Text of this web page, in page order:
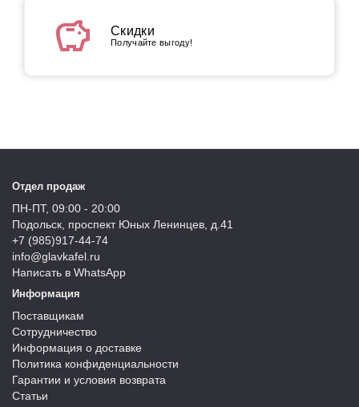
savings Скидки
Получайте выгоду!
Отдел продаж
ПН-ПТ, 09:00 - 20:00
Подольск, проспект Юных Ленинцев, д.41
+7 (985)917-44-74
info@glavkafel.ru
Написать в WhatsApp
Информация
Поставщикам
Сотрудничество
Информация о доставке
Политика конфиденциальности
Гарантии и условия возврата
Статьи